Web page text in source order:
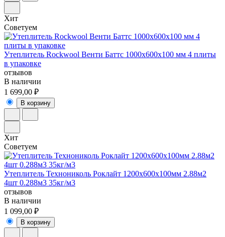
Хит
Советуем
Утеплитель Rockwool Венти Баттс 1000х600х100 мм 4 плиты
в упаковке
отзывов
В наличии
1 699,00 ₽
В корзину
Хит
Советуем
Утеплитель Технониколь Роклайт 1200x600х100мм 2.88м2
4шт 0.288м3 35кг/м3
отзывов
В наличии
1 099,00 ₽
В корзину